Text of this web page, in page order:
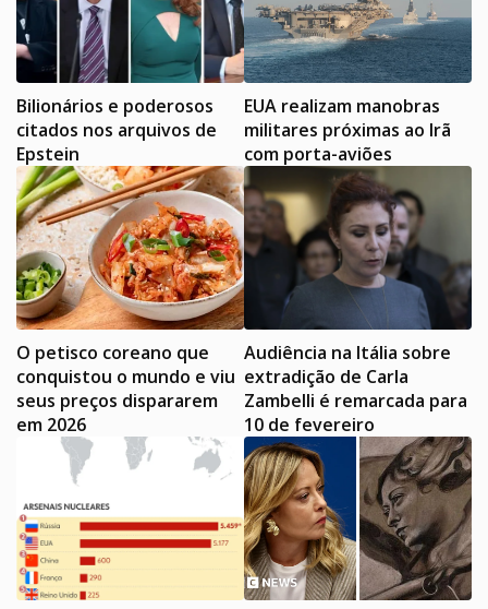
Bilionários e poderosos
citados nos arquivos de
Epstein
EUA realizam manobras
militares próximas ao Irã
com porta-aviões
O petisco coreano que
conquistou o mundo e viu
seus preços dispararem
em 2026
Audiência na Itália sobre
extradição de Carla
Zambelli é remarcada para
10 de fevereiro